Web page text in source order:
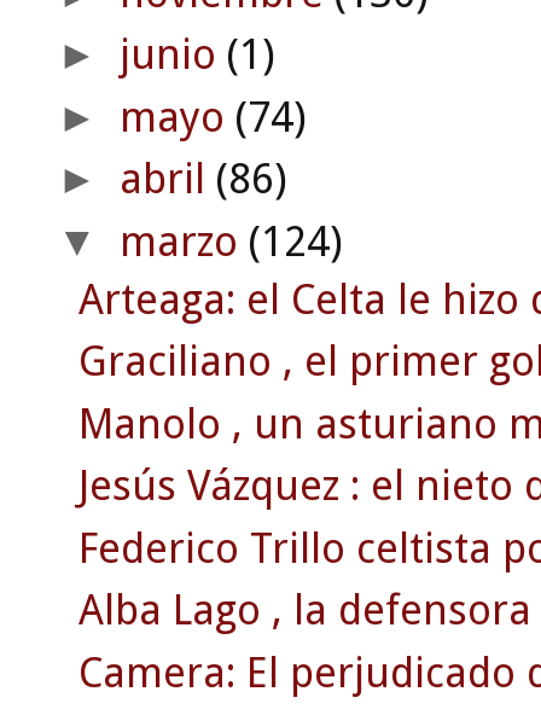
► junio (1)
► mayo (74)
► abril (86)
▼ marzo (124)
Arteaga: el Celta le
Graciliano , el primer
Manolo , un asturiano
Jesús Vázquez : el nieto
Federico Trillo celtista
Alba Lago , la
Camera: El perjudicado